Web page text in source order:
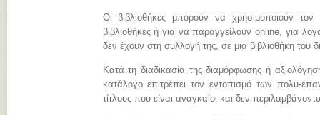
Οι βιβλιοθήκες μπορούν να χρησιμοποιούν
βιβλιοθήκες ή για να παραγγείλουν online, για
δεν έχουν στη συλλογή της, σε μια βιβλιοθήκη του
Κατά τη διαδικασία της διαμόρφωσης ή
κατάλογο επιτρέπει τον εντοπισμό των πολυ-
τίτλους που είναι αναγκαίοι και δεν